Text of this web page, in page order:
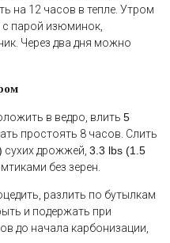
на 12 часов в тепле. Утром
с парой изюминок,
Через два дня можно
в ведро, влить 5
простоять 8 часов. Слить
сухих дрожжей, 3.3 lbs (1.5
без зерен.
разлить по бутылкам
и подержать при
до начала карбонизации,